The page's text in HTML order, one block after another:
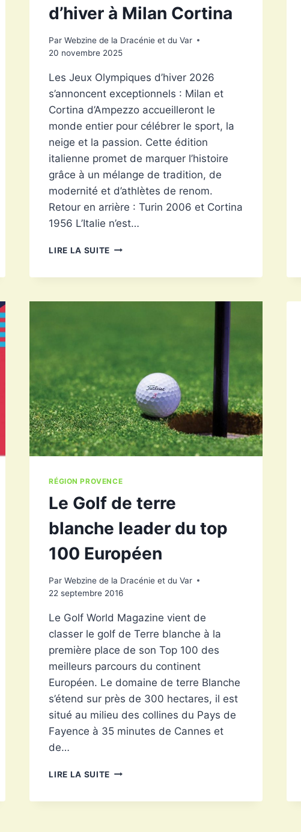
d’hiver à Milan Cortina
Par Webzine de la Dracénie et du Var
20 novembre 2025
Les Jeux Olympiques d’hiver 2026
s’annoncent exceptionnels : Milan et
Cortina d’Ampezzo accueilleront le
monde entier pour célébrer le sport, la
neige et la passion. Cette édition
italienne promet de marquer l’histoire
grâce à un mélange de tradition, de
modernité et d’athlètes de renom.
Retour en arrière : Turin 2006 et Cortina
1956 L’Italie n’est…
LIRE LA SUITE LES
RÉGION PROVENCE
Le Golf de terre
blanche leader du top
100 Européen
Par Webzine de la Dracénie et du Var
22 septembre 2016
Le Golf World Magazine vient de
classer le golf de Terre blanche à la
première place de son Top 100 des
meilleurs parcours du continent
Européen. Le domaine de terre Blanche
s’étend sur près de 300 hectares, il est
situé au milieu des collines du Pays de
Fayence à 35 minutes de Cannes et
de…
LIRE LA SUITE LE